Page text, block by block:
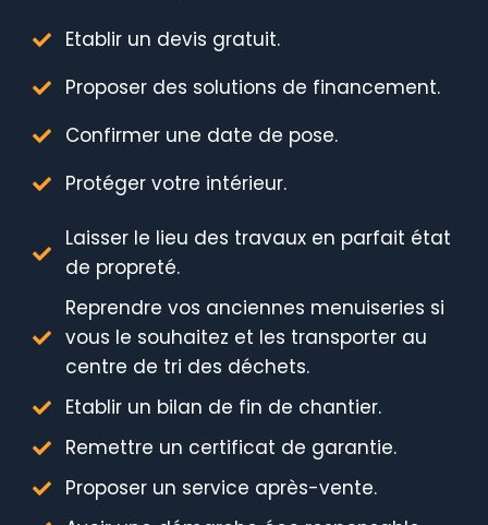
Etablir un devis gratuit.
Proposer des solutions de financement.
Confirmer une date de pose.
Protéger votre intérieur.
Laisser le lieu des travaux en parfait état
de propreté.
Reprendre vos anciennes menuiseries si
vous le souhaitez et les transporter au
centre de tri des déchets.
Etablir un bilan de fin de chantier.
Remettre un certificat de garantie.
Proposer un service après-vente.